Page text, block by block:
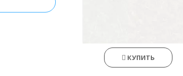
КУПИТЬ